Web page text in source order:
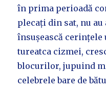
în prima perioadă
plecați din sat, nu
însușească
tureatca cizmei,
blocurilor, jupuind
celebrele bare de